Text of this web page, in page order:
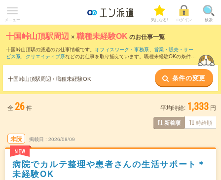
メニュー 気になる! ログイン 検索
十国峠山頂駅周辺 ×職種未経験OK のお仕事一覧
十国峠山頂駅の派遣のお仕事情報です。 オフィスワーク・事務系、 営業・販売・サー
ビス系、 クリエイティブ系などのお仕事を取り揃えています。職種未経験OKの条件の
十国峠山頂駅周辺 / 職種未経験OK 条件の変更
全 26件 平均時給: 1,333 円
新着順 時給順
未読
NEW
掲載日 2026/08/09
病院でカルテ整理や患者さんの生活サポート＊
未経験OK